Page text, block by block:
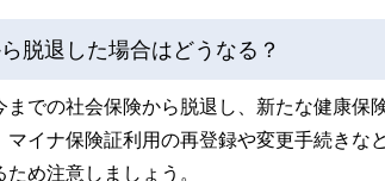
脱退した場合はどうなる？
までの社会保険から脱退し、新たな健康
マイナ保険証利用の再登録や変更手続き
め注意しましょう。